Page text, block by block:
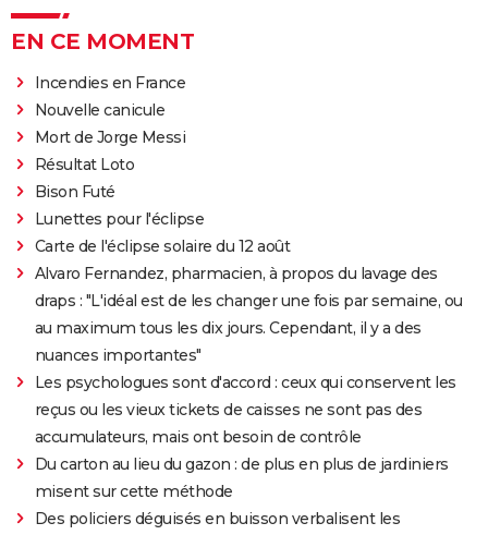
EN CE MOMENT
Incendies en France
Nouvelle canicule
Mort de Jorge Messi
Résultat Loto
Bison Futé
Lunettes pour l'éclipse
Carte de l'éclipse solaire du 12 août
Alvaro Fernandez, pharmacien, à propos du lavage des
draps : "L'idéal est de les changer une fois par semaine, ou
au maximum tous les dix jours. Cependant, il y a des
nuances importantes"
Les psychologues sont d'accord : ceux qui conservent les
reçus ou les vieux tickets de caisses ne sont pas des
accumulateurs, mais ont besoin de contrôle
Du carton au lieu du gazon : de plus en plus de jardiniers
misent sur cette méthode
Des policiers déguisés en buisson verbalisent les